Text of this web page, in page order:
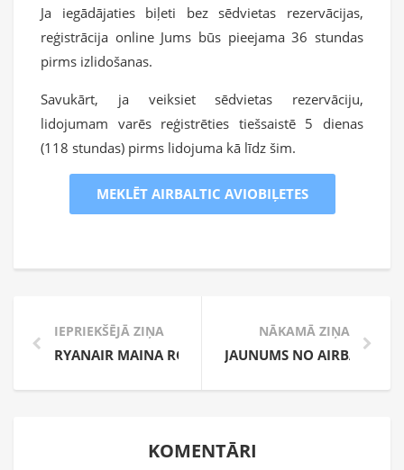
Ja iegādājaties biļeti bez sēdvietas rezervācijas,
reģistrācija online Jums būs pieejama 36 stundas
pirms izlidošanas.
Savukārt, ja veiksiet sēdvietas rezervāciju,
lidojumam varēs reģistrēties tiešsaistē 5 dienas
(118 stundas) pirms lidojuma kā līdz šim.
MEKLĒT AIRBALTIC AVIOBIĻETES
IEPRIEKŠĒJĀ ZIŅA
RYANAIR MAINA ROKAS BAGĀŽAS POLITIKU!
NĀKAMĀ ZIŅA
JAUNUMS NO AIRBALTIC –
KOMENTĀRI